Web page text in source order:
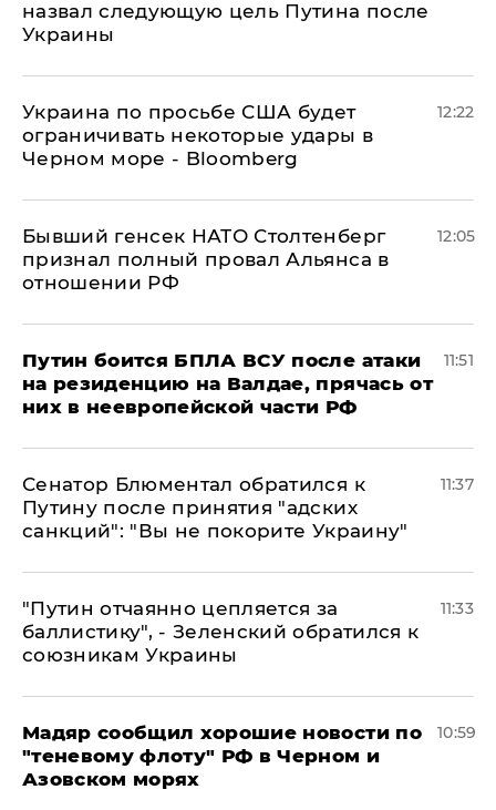
назвал следующую цель Путина после
Украины
Украина по просьбе США будет
ограничивать некоторые удары в
Черном море - Bloomberg
12:22
Бывший генсек НАТО Столтенберг
признал полный провал Альянса в
отношении РФ
12:05
Путин боится БПЛА ВСУ после атаки
на резиденцию на Валдае, прячась от
них в неевропейской части РФ
11:51
Сенатор Блюментал обратился к
Путину после принятия "адских
санкций": "Вы не покорите Украину"
11:37
"Путин отчаянно цепляется за
баллистику", - Зеленский обратился к
союзникам Украины
11:33
Мадяр сообщил хорошие новости по
"теневому флоту" РФ в Черном и
Азовском морях
10:59